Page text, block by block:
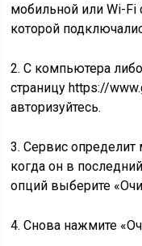
мобильной или Wi-Fi
которой
2. С компьютера либо
страницу https://
авторизуйтесь.
3. Сервис
когда он в
опций выберите
4. Снова нажмите